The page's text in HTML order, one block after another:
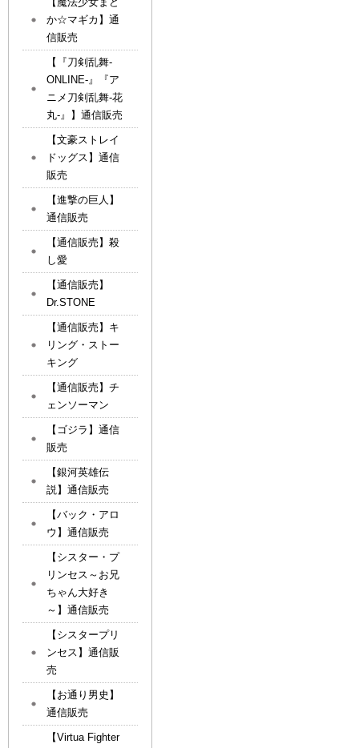
か☆マギカ】通
信販売
【『刀剣乱舞-
ONLINE-』『ア
ニメ刀剣乱舞-花
丸-』】通信販売
【文豪ストレイ
ドッグス】通信
販売
【進撃の巨人】
通信販売
【通信販売】殺
し愛
【通信販売】
Dr.STONE
【通信販売】キ
リング・ストー
キング
【通信販売】チ
ェンソーマン
【ゴジラ】通信
販売
【銀河英雄伝
説】通信販売
【バック・アロ
ウ】通信販売
【シスター・プ
リンセス～お兄
ちゃん大好き
～】通信販売
【シスタープリ
ンセス】通信販
売
【お通り男史】
通信販売
【Virtua Fighter